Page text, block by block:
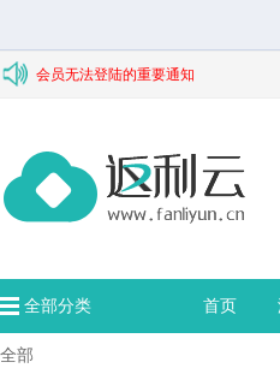
会员无法登陆的重要通知
全部分类 首页
全部